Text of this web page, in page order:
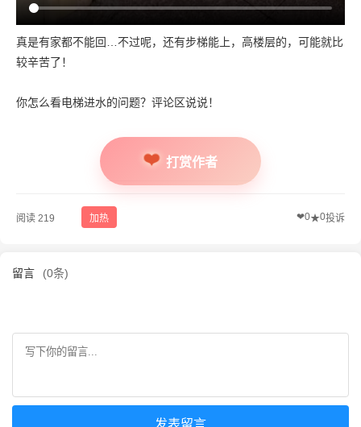
真是有家都不能回…不过呢，还有步梯能上，高楼层的，可能就比
较辛苦了！
你怎么看电梯进水的问题？评论区说说！
打赏作者
阅读 219 加热 ❤0★0投诉
留言 (0条)
发表留言